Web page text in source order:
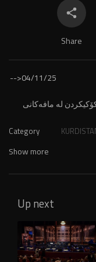
Share
-->04/11/25
بۆ داکۆکیکردن لە مافەکانی
Category
Show more
Up next